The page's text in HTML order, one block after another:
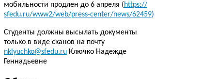
мобильности продлен до 6 апреля (https://​
sfedu​.ru/​w​w​w​2​/​w​e​b​/​p​r​e​s​s​-​c​e​n​t​e​r​/​n​e​w​s​/​62459)
Студенты должны высылать документы
только в виде сканов на почту
nklyuchko@sfedu.ru Ключко Надежде
Геннадьевне